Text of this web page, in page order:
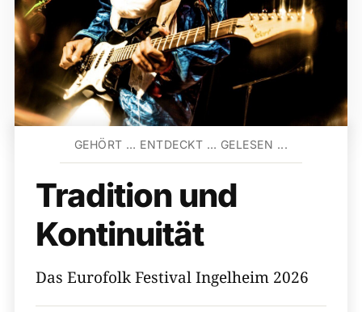
GEHÖRT … ENTDECKT … GELESEN ...
Tradition und
Kontinuität
Das Eurofolk Festival Ingelheim 2026